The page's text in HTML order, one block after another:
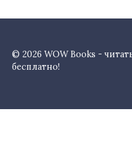
© 2026 WOW Books -
бесплатно!